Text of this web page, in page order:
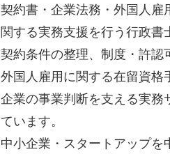
契約書・企業法務・外国人雇
関する実務支援を行う行政書
契約条件の整理、制度・許認
外国人雇用に関する在留資格
企業の事業判断を支える実務
ています。
中小企業・スタートアップを